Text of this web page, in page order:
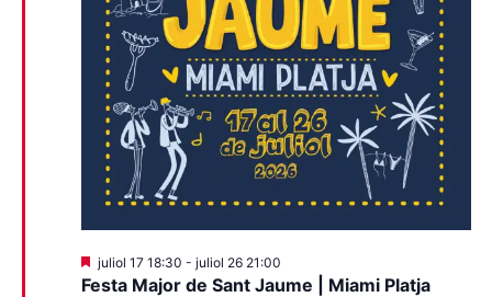
Festa Major de Sant Jaume | Miami Platja
Destacats
juliol 17 18:30 - juliol 26 21:00